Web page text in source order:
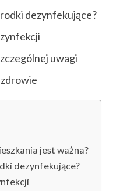
dezynfekujące?
uwagi
jest ważna?
dezynfekujące?